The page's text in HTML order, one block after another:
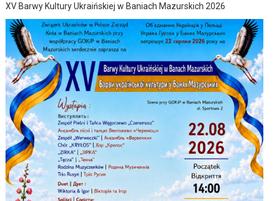
XV Barwy Kultury Ukraińskiej w Baniach Mazurskich 2026